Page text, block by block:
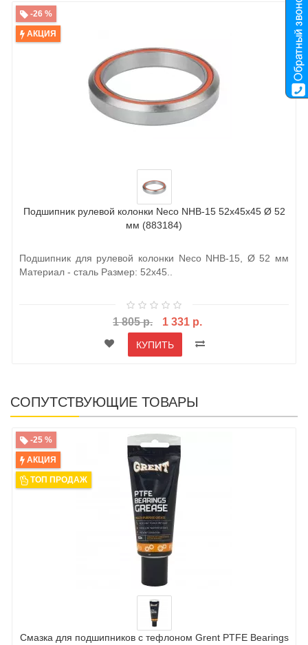
-26 %
АКЦИЯ
Подшипник рулевой колонки Neco NHB-15 52x45x45 Ø 52
мм (883184)
Подшипник для рулевой колонки Neco NHB-15, Ø 52 мм
Материал - сталь Размер: 52x45..
1 805 р. 1 331 р.
КУПИТЬ
СОПУТСТВУЮЩИЕ ТОВАРЫ
-25 %
АКЦИЯ
ТОП ПРОДАЖ
Смазка для подшипников с тефлоном Grent PTFE Bearings